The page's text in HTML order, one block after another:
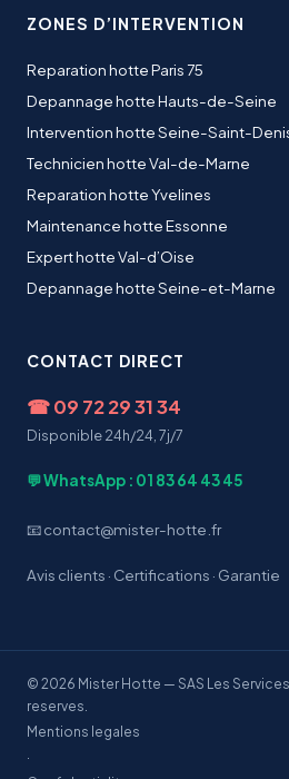
ZONES D’INTERVENTION
Reparation hotte Paris 75
Depannage hotte Hauts-de-Seine
Intervention hotte Seine-Saint-
Technicien hotte Val-de-Marne
Reparation hotte Yvelines
Maintenance hotte Essonne
Expert hotte Val-d’Oise
Depannage hotte Seine-et-Marne
CONTACT DIRECT
☎09 72 29 31 34
Disponible 24h/24, 7j/7
💬 WhatsApp : 01 83 64 43 45
📧 contact@mister-hotte.fr
Avis clients · Certifications · Garantie
© 2026 Mister Hotte — SAS Les
reserves.
Mentions legales
·